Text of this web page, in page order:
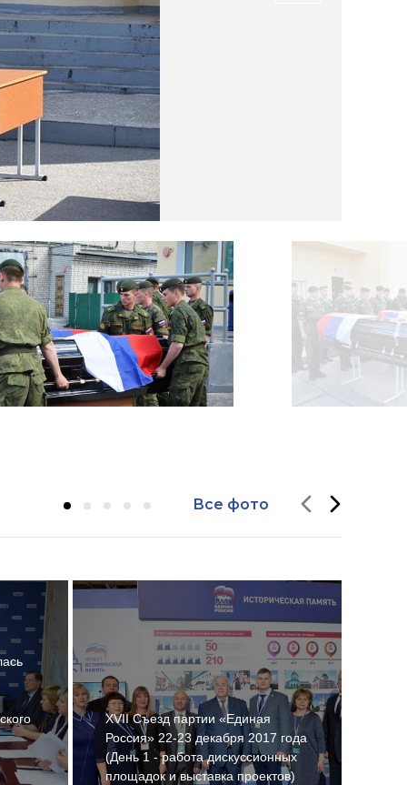
Все фото
XVII Съезд партии «Единая
Россия» 22-23 декабря 2017 года
(День 1 - работа дискуссионных
площадок и выставка проектов)